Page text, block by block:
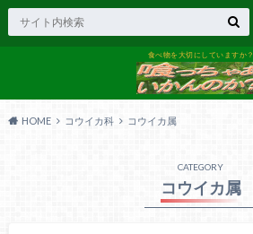
食べ物を大切にしていますか？
HOME コウイカ科 コウイカ属
CATEGORY
コウイカ属